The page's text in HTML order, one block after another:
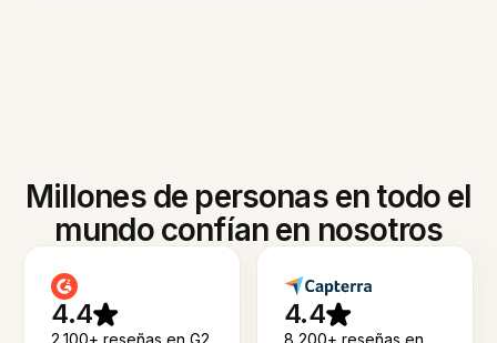
Millones de personas en todo el
mundo confían en nosotros
4.4
2,100+ reseñas en G2
4.4
8,200+ reseñas en